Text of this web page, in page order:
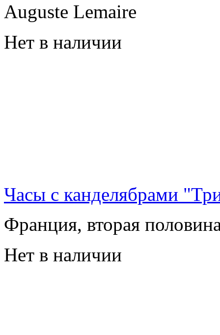
Auguste Lemaire
Нет в наличии
Часы с канделябрами
Франция, вторая
Нет в наличии